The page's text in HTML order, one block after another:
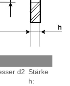
d2 Stärke
h: